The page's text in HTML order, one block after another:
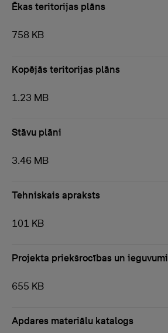
Ēkas teritorijas plāns
758 KB
Kopējās teritorijas plāns
1.23 MB
Stāvu plāni
3.46 MB
Tehniskais apraksts
101 KB
Projekta priekšrocības un ieguvumi
655 KB
Apdares materiālu katalogs